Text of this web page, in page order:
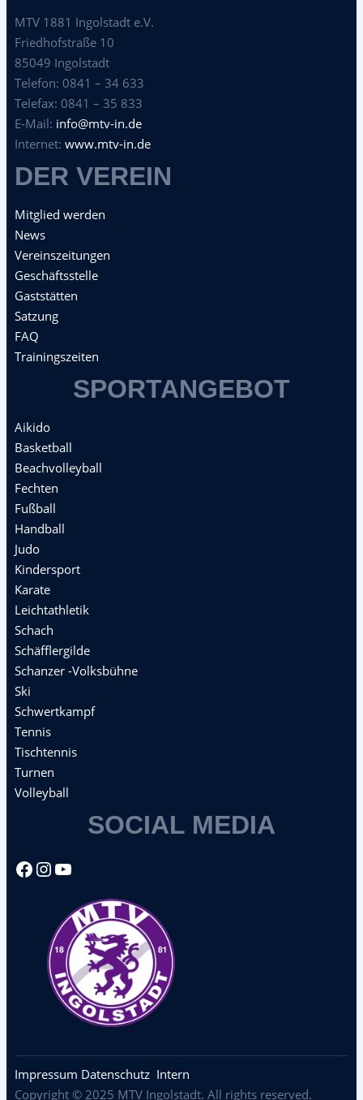
MTV 1881 Ingolstadt e.V.
Friedhofstraße 10
85049 Ingolstadt
Telefon: 0841 – 34 633
Telefax: 0841 – 35 833
E-Mail: info@mtv-in.de
Internet: www.mtv-in.de
DER VEREIN
Mitglied werden
News
Vereinszeitungen
Geschäftsstelle
Gaststätten
Satzung
FAQ
Trainingszeiten
SPORTANGEBOT
Aikido
Basketball
Beachvolleyball
Fechten
Fußball
Handball
Judo
Kindersport
Karate
Leichtathletik
Schach
Schäfflergilde
Schanzer -Volksbühne
Ski
Schwertkampf
Tennis
Tischtennis
Turnen
Volleyball
SOCIAL MEDIA
Facebook InstagramYouTube
Impressum Datenschutz Intern
Copyright © 2025 MTV Ingolstadt. All rights reserved.